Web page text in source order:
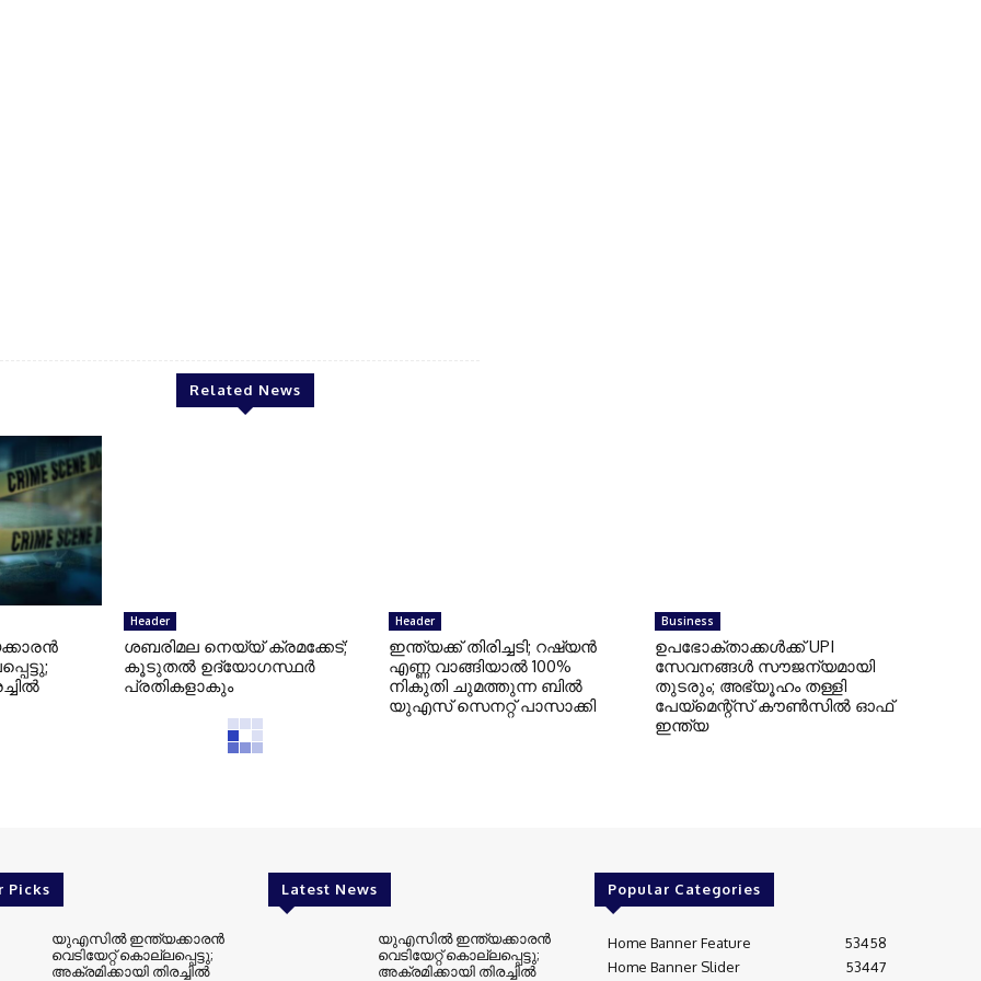
Related News
Header
ശബരിമല നെയ്യ് ക്രമക്കേട്;
കൂടുതല്‍ ഉദ്യോഗസ്ഥര്‍
പ്രതികളാകും
Header
ഇന്ത്യക്ക് തിരിച്ചടി; റഷ്യന്‍
എണ്ണ വാങ്ങിയാല്‍ 100%
നികുതി ചുമത്തുന്ന ബില്‍
യുഎസ് സെനറ്റ് പാസാക്കി
Business
ഉപഭോക്താക്കള്‍ക്ക് UPI
സേവനങ്ങള്‍ സൗജന്യമായി
തുടരും; അഭ്യൂഹം തള്ളി
പേയ്മെന്റ്‌സ് കൗണ്‍സില്‍ ഓഫ്
ഇന്ത്യ
Picks
യുഎസില്‍ ഇന്ത്യക്കാരന്‍
വെടിയേറ്റ് കൊല്ലപ്പെട്ടു;
അക്രമിക്കായി തിരച്ചില്‍
Latest News
യുഎസില്‍ ഇന്ത്യക്കാരന്‍
വെടിയേറ്റ് കൊല്ലപ്പെട്ടു;
അക്രമിക്കായി തിരച്ചില്‍
Popular Categories
Home Banner Feature
53458
Home Banner Slider
53447